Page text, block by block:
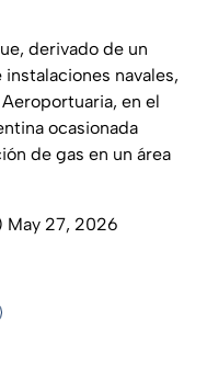
derivado de un
navales,
en el
ocasionada
de gas en un área
May 27, 2026